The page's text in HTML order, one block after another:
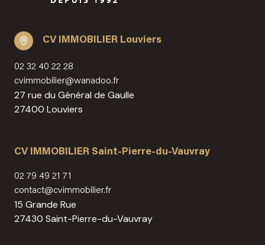
CV IMMOBILIER Louviers
02 32 40 22 28
cvimmobilier@wanadoo.fr
27 rue du Général de Gaulle
27400 Louviers
CV IMMOBILIER Saint-Pierre-du-Vauvray
02 79 49 21 71
contact@cvimmobilier.fr
15 Grande Rue
27430 Saint-Pierre-du-Vauvray